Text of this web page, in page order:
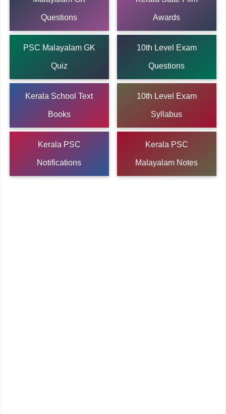
Questions Awards
PSC Malayalam GK
Quiz
10th Level Exam
Questions
Kerala School Text
Books
10th Level Exam
Syllabus
Kerala PSC
Notifications
Kerala PSC
Malayalam Notes